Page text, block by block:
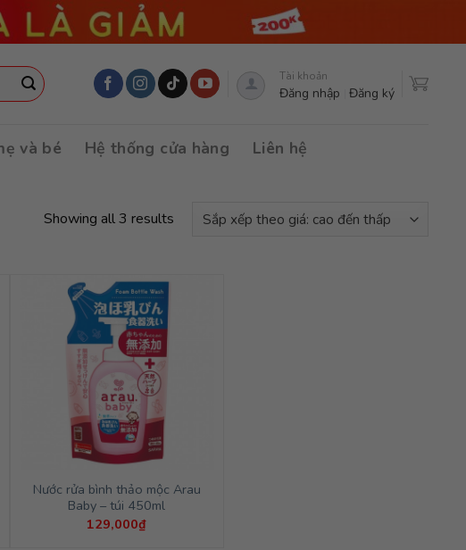
Tài khoản
Đăng nhập Đăng ký
và bé Hệ thống cửa hàng Liên hệ
Showing all 3 results
Nước rửa bình thảo mộc Arau
Baby – túi 450ml
129,000₫